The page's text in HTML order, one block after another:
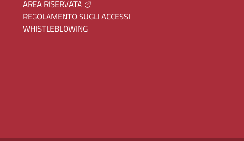
AREA RISERVATA
REGOLAMENTO SUGLI ACCESSI
WHISTLEBLOWING